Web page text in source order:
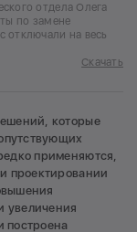
отдела Олега
по замене
отключали на весь
Скачать
которые
применяются,
проектировании
увеличения
построена